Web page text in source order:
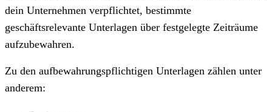
dein Unternehmen verpflichtet, bestimmte
geschäftsrelevante Unterlagen über festgelegte Zeiträume
aufzubewahren.
Zu den aufbewahrungspflichtigen Unterlagen zählen unter
anderem: